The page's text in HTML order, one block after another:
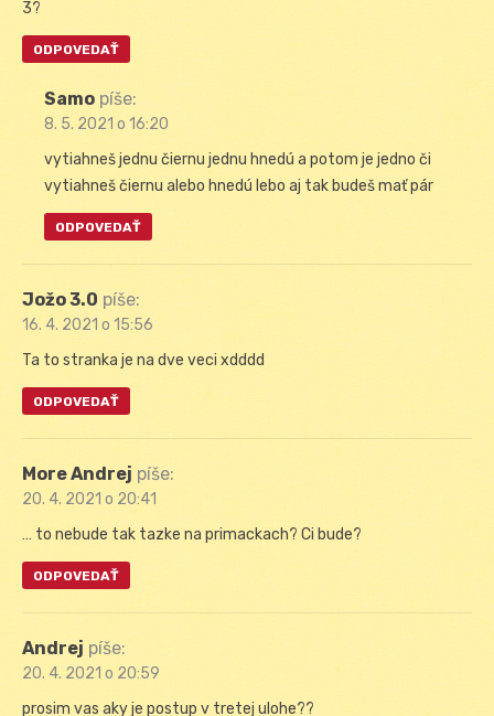
3?
ODPOVEDAŤ
Samo píše:
8. 5. 2021 o 16:20
vytiahneš jednu čiernu jednu hnedú a potom je jedno či
vytiahneš čiernu alebo hnedú lebo aj tak budeš mať pár
ODPOVEDAŤ
Jožo 3.0 píše:
16. 4. 2021 o 15:56
Ta to stranka je na dve veci xdddd
ODPOVEDAŤ
More Andrej píše:
20. 4. 2021 o 20:41
… to nebude tak tazke na primackach? Ci bude?
ODPOVEDAŤ
Andrej píše:
20. 4. 2021 o 20:59
prosim vas aky je postup v tretej ulohe??